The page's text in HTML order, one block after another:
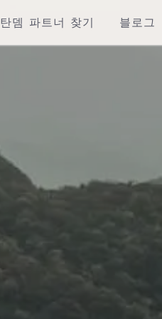
탄뎀 파트너 찾기 블로그